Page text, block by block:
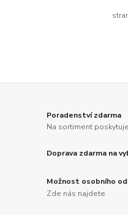
Poradenství zdarma
Na sortiment
Doprava zdarma na
Možnost osobního
Zde nás najdete